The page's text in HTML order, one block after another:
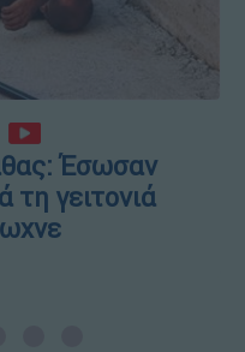
Έσωσαν
γειτονιά